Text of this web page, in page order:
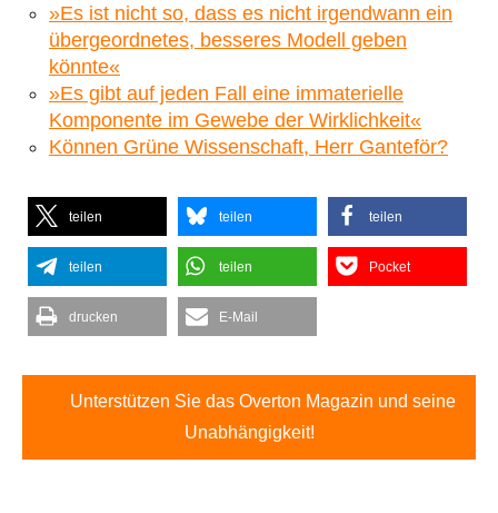
»Es ist nicht so, dass es nicht irgendwann ein
übergeordnetes, besseres Modell geben
könnte«
»Es gibt auf jeden Fall eine immaterielle
Komponente im Gewebe der Wirklichkeit«
Können Grüne Wissenschaft, Herr Ganteför?
teilen teilen teilen
teilen teilen Pocket
drucken E-Mail
Unterstützen Sie das Overton Magazin und seine
Unabhängigkeit!